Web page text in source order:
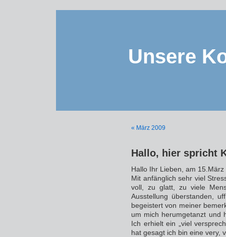
Unsere
« März 2009
Hallo, hier spricht
Hallo Ihr Lieben, am
Mit anfänglich sehr viel
voll, zu glatt, zu viele
Ausstellung überstanden,
begeistert von meiner
um mich herumgetanzt und
Ich erhielt ein „viel
hat gesagt ich bin eine very,